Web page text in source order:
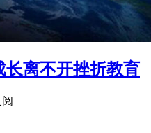
长离不开挫折教育